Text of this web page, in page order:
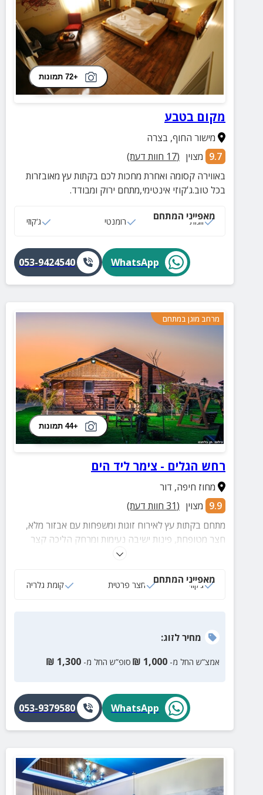
+72 תמונות
מקום בטבע
מישור החוף, בצרה
9.7 מצוין (
17 חוות דעת)
באווירה קסומה ואחרת מחכות לכם בקתות עץ מאובזרות
בכל טוב.ג'קוזי אינטימי,מתחם ירוק ומבודד.
מאפייני המתחם
זוגות רומנטי ג‘קוזי
WhatsApp
053-9424540
מרחב מוגן במתחם
+44 תמונות
רחש הגלים - צימר ליד הים
מחוז חיפה, דור
9.9 מצוין (
31 חוות דעת)
מתחם בקתות עץ לאירוח זוגות ומשפחות עם אבזור מלא,
חצר מטופחת, פינות ישיבה נעימות ומרחק הליכה קצר
מחוף הבונים להעברת רגעים מלאים בהנאה וחוויות
מאפייני המתחם
ג‘קוזי חצר פרטית קומת גלריה
מחירלזוג:
אמצ”ש החל מ- 1,000
₪ סופ”ש החל מ- 1,300
₪
WhatsApp
053-9379580